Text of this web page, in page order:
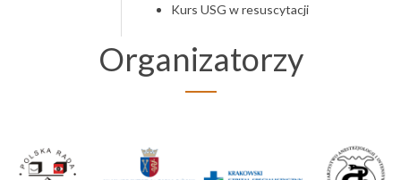
Kurs USG w resuscytacji
Organizatorzy